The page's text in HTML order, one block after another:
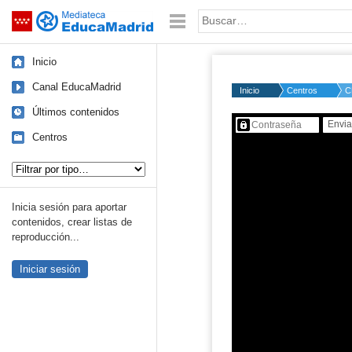
Saltar navegación Palabra o frase:
Inicio
Canal EducaMadrid
Últimos contenidos
Centros
Inicia sesión para aportar
contenidos, crear listas de
reproducción...
Iniciar sesión
Inicio Centros
Contenido protegido…